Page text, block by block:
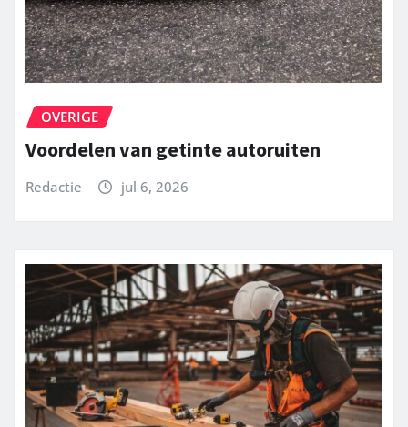
OVERIGE
Voordelen van getinte autoruiten
Redactie jul 6, 2026